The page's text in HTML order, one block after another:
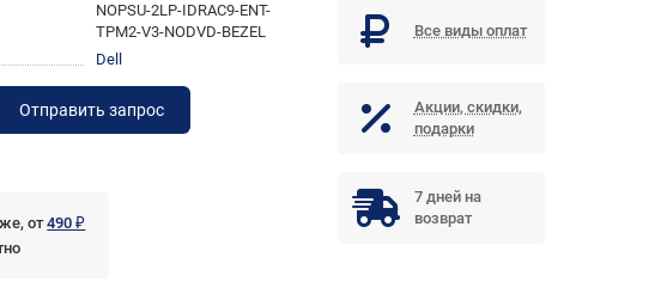
NOPSU-2LP-IDRAC9-ENT-
TPM2-V3-NODVD-BEZEL
Dell
Отправить запрос
от490 ₽
Все виды оплат
Акции, скидки,
подарки
7 дней на
возврат